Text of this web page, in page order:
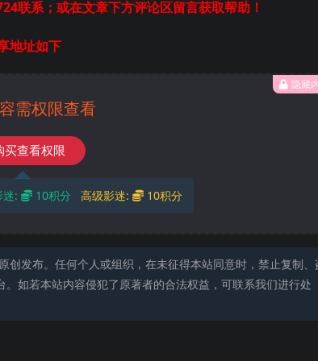
联系；或在文章下方评论区留言获取帮助！
地址如下
隐藏
需权限查看
买查看权限
迷: 10积分 高级影迷: 10积分
创发布。任何个人或组织，在未征得本站同意时，禁止复制、
如若本站内容侵犯了原著者的合法权益，可联系我们进行处